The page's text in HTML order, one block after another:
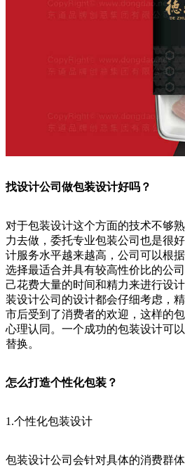
找设计公司做包装设计好吗？
对于包装设计这个方面的技术不够
力去做，委托专业包装公司也是很
计服务水平越来越高，公司可以根
选择最适合并具有较高性价比的公
己花费大量的时间和精力来进行设
装设计公司的设计都会仔细考虑，
市后受到了消费者的欢迎，这样的
心理认同。一个成功的包装设计可
替换。
怎么打造个性化包装？
1.个性化包装设计
包装设计公司会针对具体的消费群